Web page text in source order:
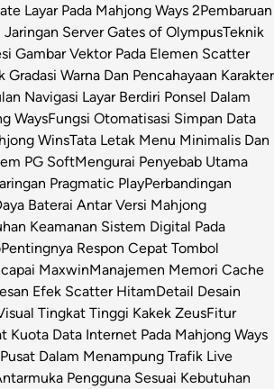
Layar Pada Mahjong Ways 2Pembaruan
Server Gates of OlympusTeknik
Gambar Vektor Pada Elemen Scatter
Gradasi Warna Dan Pencahayaan Karakter
Navigasi Layar Berdiri Ponsel Dalam
WaysFungsi Otomatisasi Simpan Data
WinsTata Letak Menu Minimalis Dan
PG SoftMengurai Penyebab Utama
Pragmatic PlayPerbandingan
Baterai Antar Versi Mahjong
Keamanan Sistem Digital Pada
Pentingnya Respon Cepat Tombol
MaxwinManajemen Memori Cache
Efek Scatter HitamDetail Desain
Tingkat Tinggi Kakek ZeusFitur
Kuota Data Internet Pada Mahjong Ways
Dalam Menampung Trafik Live
Pengguna Sesuai Kebutuhan